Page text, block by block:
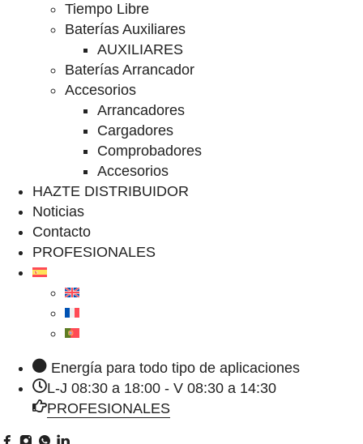
Tiempo Libre
Baterías Auxiliares
AUXILIARES
Baterías Arrancador
Accesorios
Arrancadores
Cargadores
Comprobadores
Accesorios
HAZTE DISTRIBUIDOR
Noticias
Contacto
PROFESIONALES
Energía para todo tipo de aplicaciones
L-J 08:30 a 18:00 - V 08:30 a 14:30
PROFESIONALES